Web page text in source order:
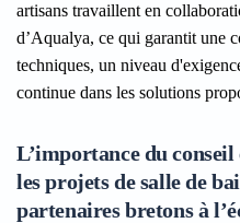
artisans travaillent en
d’Aqualya, ce qui garantit une
techniques, un niveau
continue dans les solutions
L’importance du
les projets de salle de
partenaires bretons à